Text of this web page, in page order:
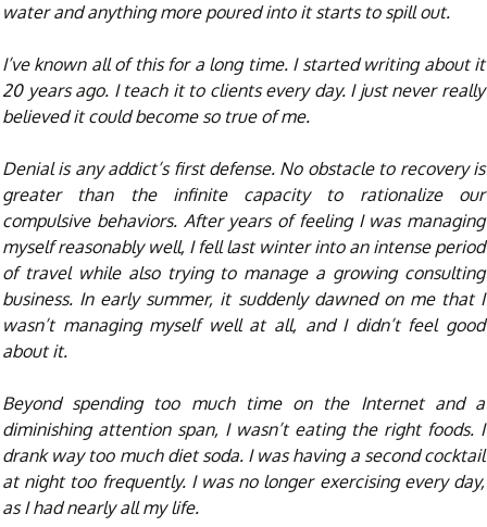
water and anything more poured into it starts to spill out.
I’ve known all of this for a long time. I started writing about it
20 years ago. I teach it to clients every day. I just never really
believed it could become so true of me.
Denial is any addict’s first defense. No obstacle to recovery is
greater than the infinite capacity to rationalize our
compulsive behaviors. After years of feeling I was managing
myself reasonably well, I fell last winter into an intense period
of travel while also trying to manage a growing consulting
business. In early summer, it suddenly dawned on me that I
wasn’t managing myself well at all, and I didn’t feel good
about it.
Beyond spending too much time on the Internet and a
diminishing attention span, I wasn’t eating the right foods. I
drank way too much diet soda. I was having a second cocktail
at night too frequently. I was no longer exercising every day,
as I had nearly all my life.